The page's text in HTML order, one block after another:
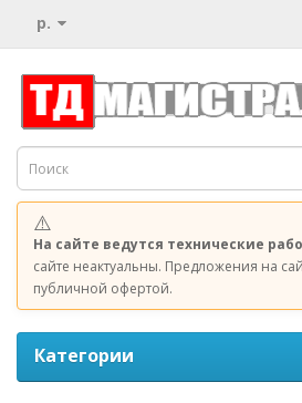
р.
⚠️
На сайте ведутся технические
сайте неактуальны. Предложения на
публичной офертой.
Категории